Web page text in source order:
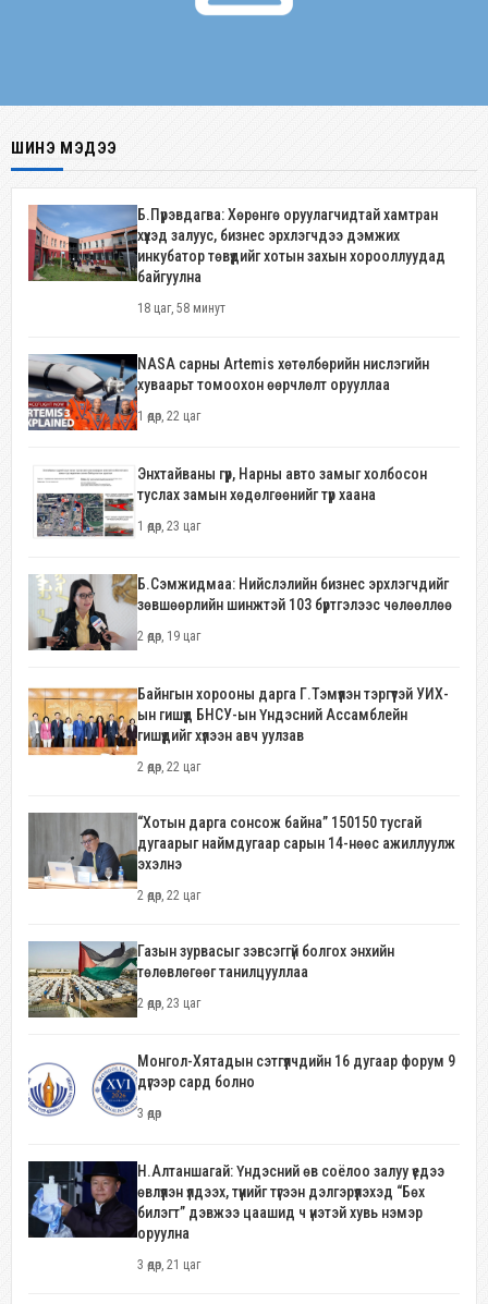
ШИНЭ МЭДЭЭ
Б.Пүрэвдагва: Хөрөнгө оруулагчидтай хамтран
хүүхэд залуус, бизнес эрхлэгчдээ дэмжих
инкубатор төвүүдийг хотын захын хорооллуудад
байгуулна
18 цаг, 58 минут
NASA сарны Artemis хөтөлбөрийн нислэгийн
хуваарьт томоохон өөрчлөлт орууллаа
1 өдөр, 22 цаг
Энхтайваны гүүр, Нарны авто замыг холбосон
туслах замын хөдөлгөөнийг түр хаана
1 өдөр, 23 цаг
Б.Сэмжидмаа: Нийслэлийн бизнес эрхлэгчдийг
зөвшөөрлийн шинжтэй 103 бүртгэлээс чөлөөллөө
2 өдөр, 19 цаг
Байнгын хорооны дарга Г.Тэмүүлэн тэргүүтэй УИХ-
ын гишүүд БНСУ-ын Үндэсний Ассамблейн
гишүүдийг хүлээн авч уулзав
2 өдөр, 22 цаг
“Хотын дарга сонсож байна” 150150 тусгай
дугаарыг наймдугаар сарын 14-нөөс ажиллуулж
эхэлнэ
2 өдөр, 22 цаг
Газын зурвасыг зэвсэггүй болгох энхийн
төлөвлөгөөг танилцууллаа
2 өдөр, 23 цаг
Монгол-Хятадын сэтгүүлчдийн 16 дугаар форум 9
дүгээр сард болно
3 өдөр
Н.Алтаншагай: Үндэсний өв соёлоо залуу үедээ
өвлүүлэн үлдээх, түүнийг түгээн дэлгэрүүлэхэд “Бөх
билэгт” дэвжээ цаашид ч үнэтэй хувь нэмэр
оруулна
3 өдөр, 21 цаг